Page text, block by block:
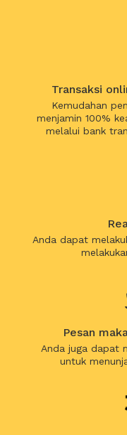
Transaksi
Kemudahan
menjamin 100%
melalui bank
Anda dapat
Pesan
Anda juga dapat
untuk